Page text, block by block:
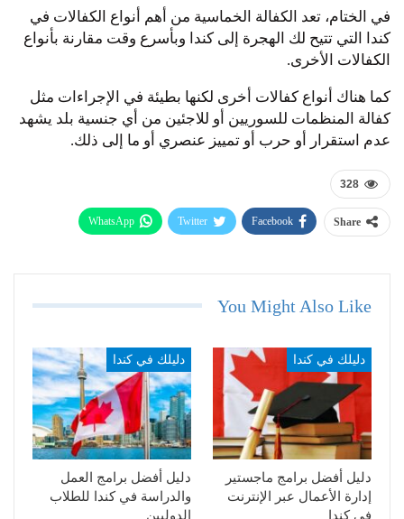
في الختام، تعد الكفالة الخماسية من أهم أنواع الكفالات في
كندا التي تتيح لك الهجرة إلى كندا وبأسرع وقت مقارنة بأنواع
الكفالات الأخرى.
كما هناك أنواع كفالات أخرى لكنها بطيئة في الإجراءات مثل
كفالة المنظمات للسوريين أو للاجئين من أي جنسية بلد يشهد
عدم استقرار أو حرب أو تمييز عنصري أو ما إلى ذلك.
328
Share
Facebook
Twitter
WhatsApp
You Might Also Like
دليلك في كندا
دليل أفضل برامج ماجستير
إدارة الأعمال عبر الإنترنت
في كندا
دليلك في كندا
دليل أفضل برامج العمل
والدراسة في كندا للطلاب
الدوليين